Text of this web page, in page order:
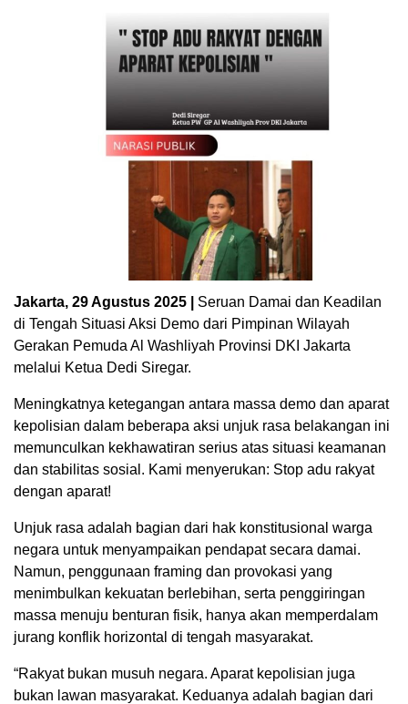
Jakarta, 29 Agustus 2025 | Seruan Damai dan Keadilan
di Tengah Situasi Aksi Demo dari Pimpinan Wilayah
Gerakan Pemuda Al Washliyah Provinsi DKI Jakarta
melalui Ketua Dedi Siregar.
Meningkatnya ketegangan antara massa demo dan aparat
kepolisian dalam beberapa aksi unjuk rasa belakangan ini
memunculkan kekhawatiran serius atas situasi keamanan
dan stabilitas sosial. Kami menyerukan: Stop adu rakyat
dengan aparat!
Unjuk rasa adalah bagian dari hak konstitusional warga
negara untuk menyampaikan pendapat secara damai.
Namun, penggunaan framing dan provokasi yang
menimbulkan kekuatan berlebihan, serta penggiringan
massa menuju benturan fisik, hanya akan memperdalam
jurang konflik horizontal di tengah masyarakat.
“Rakyat bukan musuh negara. Aparat kepolisian juga
bukan lawan masyarakat. Keduanya adalah bagian dari